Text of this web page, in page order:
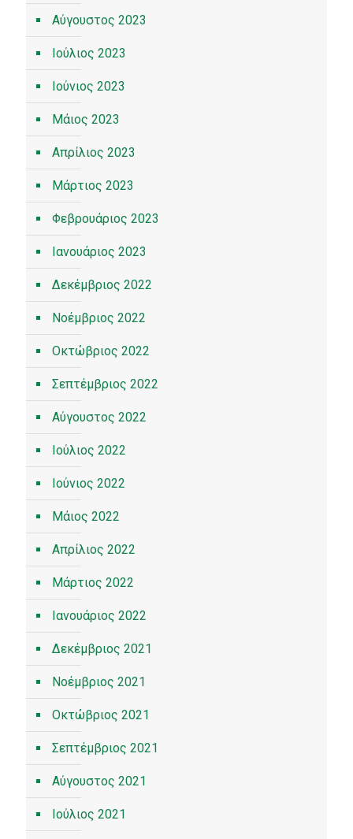
Αύγουστος 2023
Ιούλιος 2023
Ιούνιος 2023
Μάιος 2023
Απρίλιος 2023
Μάρτιος 2023
Φεβρουάριος 2023
Ιανουάριος 2023
Δεκέμβριος 2022
Νοέμβριος 2022
Οκτώβριος 2022
Σεπτέμβριος 2022
Αύγουστος 2022
Ιούλιος 2022
Ιούνιος 2022
Μάιος 2022
Απρίλιος 2022
Μάρτιος 2022
Ιανουάριος 2022
Δεκέμβριος 2021
Νοέμβριος 2021
Οκτώβριος 2021
Σεπτέμβριος 2021
Αύγουστος 2021
Ιούλιος 2021